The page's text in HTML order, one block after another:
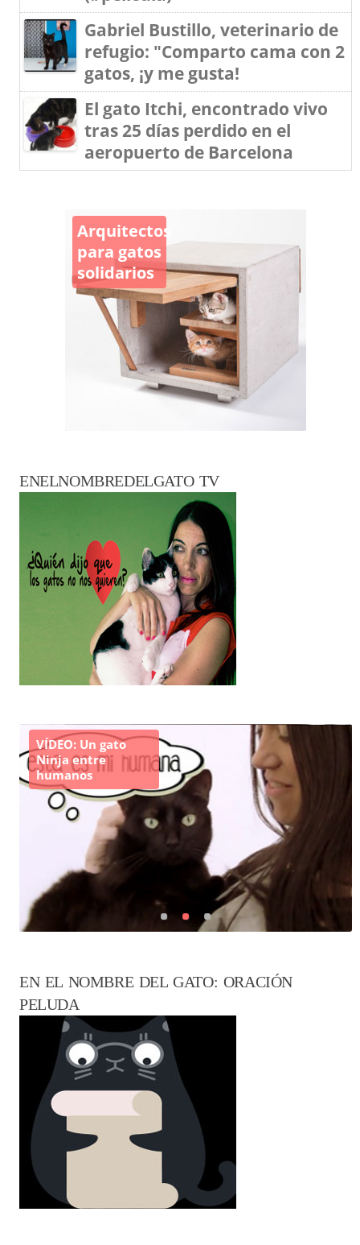
Gabriel Bustillo, veterinario de
refugio: "Comparto cama con 2
gatos, ¡y me gusta!
El gato Itchi, encontrado vivo
tras 25 días perdido en el
aeropuerto de Barcelona
Arquitectos
para gatos
solidarios
ENELNOMBREDELGATO TV
VÍDEO: Un gato
Ninja entre
humanos
EN EL NOMBRE DEL GATO: ORACIÓN
PELUDA